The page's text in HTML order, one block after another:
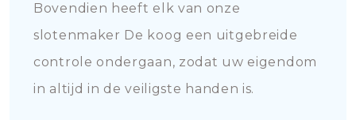
Bovendien heeft elk van onze
slotenmaker De koog een uitgebreide
controle ondergaan, zodat uw eigendom
in altijd in de veiligste handen is.